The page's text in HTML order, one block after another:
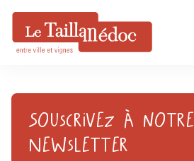
Souscrivez à notre
Newsletter